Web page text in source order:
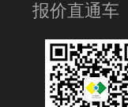
报价直通车